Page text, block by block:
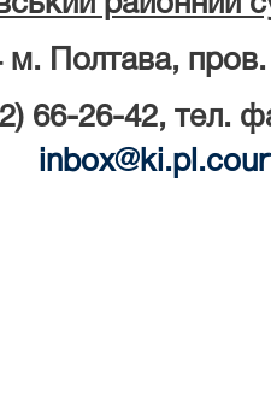
м. Полтава,
66-26-42, тел.
inbox@ki.pl .